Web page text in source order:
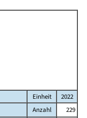
Einheit
2022
Anzahl
229